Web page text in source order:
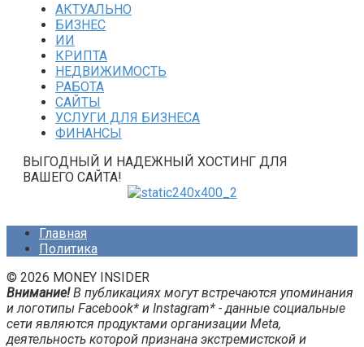
АКТУАЛЬНО
БИЗНЕС
ИИ
КРИПТА
НЕДВИЖИМОСТЬ
РАБОТА
САЙТЫ
УСЛУГИ ДЛЯ БИЗНЕСА
ФИНАНСЫ
ВЫГОДНЫЙ И НАДЕЖНЫЙ ХОСТИНГ ДЛЯ
ВАШЕГО САЙТА!
Главная
Политика
© 2026 MONEY INSIDER
Внимание!В публикациях могут встречаются упоминания
и логотипы Facebook* и Instagram* - данные социальные
сети являются продуктами организации Meta,
деятельность которой признана экстремистской и